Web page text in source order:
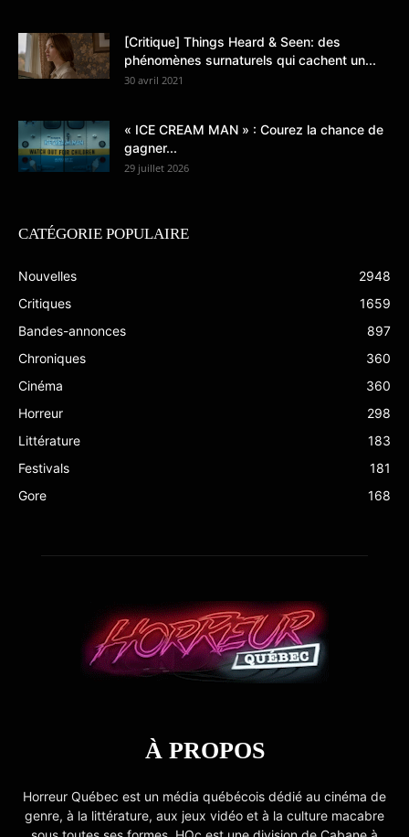
[Critique] Things Heard & Seen: des
phénomènes surnaturels qui cachent un...
30 avril 2021
« ICE CREAM MAN » : Courez la chance de
gagner...
29 juillet 2026
CATÉGORIE POPULAIRE
Nouvelles
2948
Critiques
1659
Bandes-annonces
897
Chroniques
360
Cinéma
360
Horreur
298
Littérature
183
Festivals
181
Gore
168
À PROPOS
Horreur Québec est un média québécois dédié au cinéma de
genre, à la littérature, aux jeux vidéo et à la culture macabre